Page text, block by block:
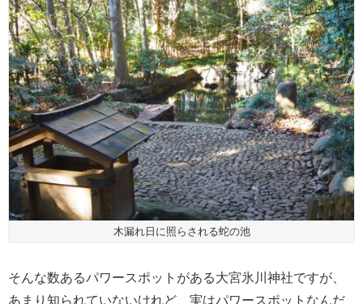
木漏れ日に照らされる蛇の池
そんな数あるパワースポットがある大宮氷川神社ですが、
あまり知られていないけれど、実はパワースポットなんだ